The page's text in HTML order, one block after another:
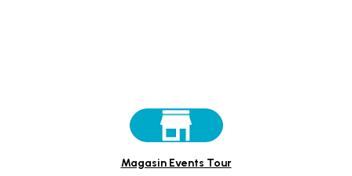
Magasin Events Tour